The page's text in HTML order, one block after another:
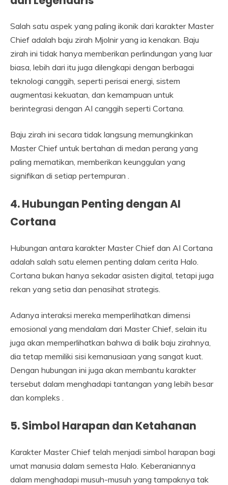
Salah satu aspek yang paling ikonik dari karakter Master
Chief adalah baju zirah Mjolnir yang ia kenakan. Baju
zirah ini tidak hanya memberikan perlindungan yang luar
biasa, lebih dari itu juga dilengkapi dengan berbagai
teknologi canggih, seperti perisai energi, sistem
augmentasi kekuatan, dan kemampuan untuk
berintegrasi dengan AI canggih seperti Cortana.
Baju zirah ini secara tidak langsung memungkinkan
Master Chief untuk bertahan di medan perang yang
paling mematikan, memberikan keunggulan yang
signifikan di setiap pertempuran .
4. Hubungan Penting dengan AI
Cortana
Hubungan antara karakter Master Chief dan AI Cortana
adalah salah satu elemen penting dalam cerita Halo.
Cortana bukan hanya sekadar asisten digital, tetapi juga
rekan yang setia dan penasihat strategis.
Adanya interaksi mereka memperlihatkan dimensi
emosional yang mendalam dari Master Chief, selain itu
juga akan memperlihatkan bahwa di balik baju zirahnya,
dia tetap memiliki sisi kemanusiaan yang sangat kuat.
Dengan hubungan ini juga akan membantu karakter
tersebut dalam menghadapi tantangan yang lebih besar
dan kompleks .
5. Simbol Harapan dan Ketahanan
Karakter Master Chief telah menjadi simbol harapan bagi
umat manusia dalam semesta Halo. Keberaniannya
dalam menghadapi musuh-musuh yang tampaknya tak